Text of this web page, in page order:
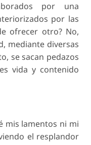
por una
por las
ofrecer otro? No,
mediante diversas
se sacan pedazos
vida y contenido
mis lamentos ni mi
el resplandor